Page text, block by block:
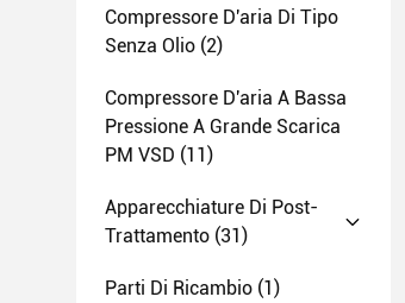
Compressore D'aria Di Tipo
Senza Olio (2)
Compressore D'aria A Bassa
Pressione A Grande Scarica
PM VSD (11)
Apparecchiature Di Post-
Trattamento (31)
Parti Di Ricambio (1)